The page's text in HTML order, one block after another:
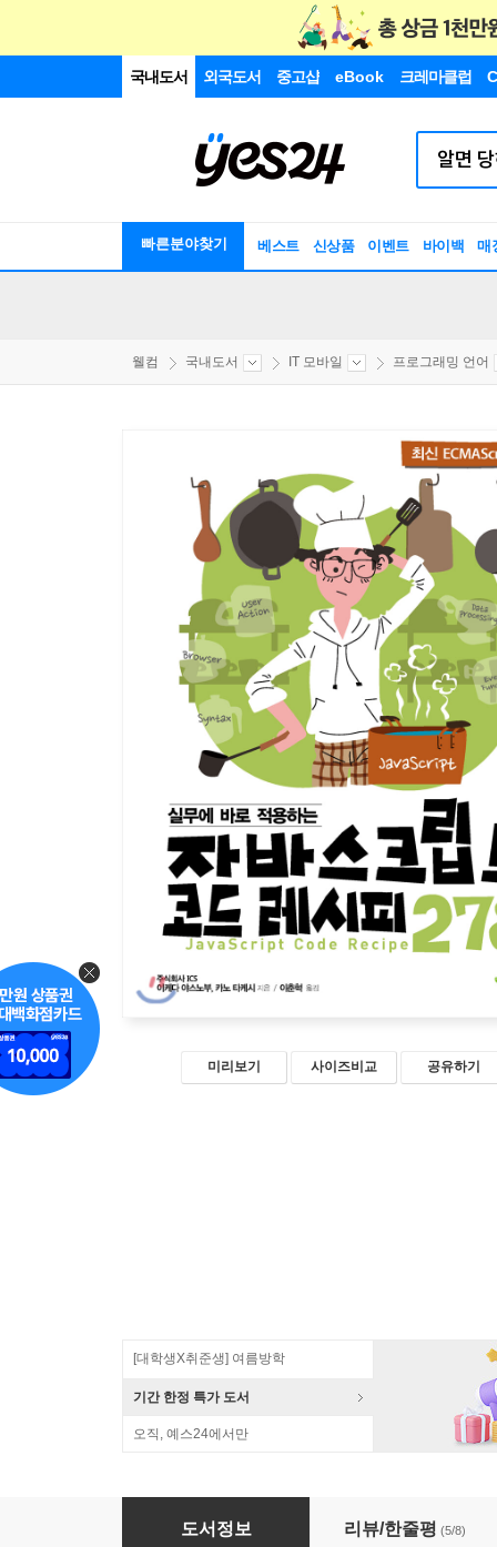
국내도서 외국도서 중고샵 eBook 크레마클럽
빠른분야찾기 베스트 신상품 이벤트 바이백 매
웰컴 국내도서 IT 모바일 프로그래밍 언어
미리보기 사이즈비교 공유하기
[대학생X취준생] 여름방학
기간 한정 특가 도서
오직, 예스24에서만
실무에 바로 적용하는 자바스크립트 코드 레시
도서정보 리뷰/한줄평 (5/8)